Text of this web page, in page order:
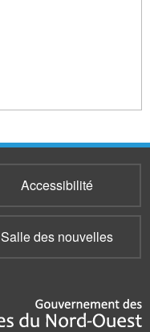
Accessibilité
Salle des nouvelles